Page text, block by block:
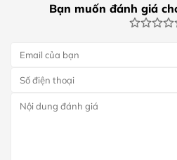
Bạn muốn đánh giá